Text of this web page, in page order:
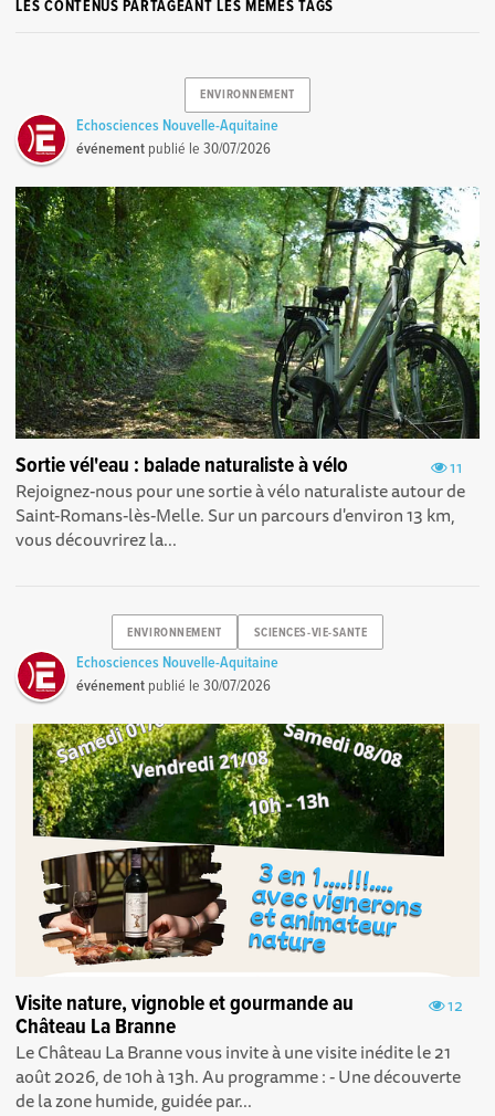
LES CONTENUS PARTAGEANT LES MÊMES TAGS
ENVIRONNEMENT
Echosciences Nouvelle-Aquitaine
événement publié le30/07/2026
11
Sortie vél'eau : balade naturaliste à vélo
Rejoignez-nous pour une sortie à vélo naturaliste autour de
Saint-Romans-lès-Melle. Sur un parcours d'environ 13 km,
vous découvrirez la...
ENVIRONNEMENT SCIENCES-VIE-SANTE
Echosciences Nouvelle-Aquitaine
événement publié le30/07/2026
12
Visite nature, vignoble et gourmande au
Château La Branne
Le Château La Branne vous invite à une visite inédite le 21
août 2026, de 10h à 13h. Au programme : - Une découverte
de la zone humide, guidée par...